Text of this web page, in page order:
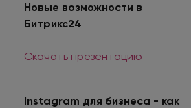
Новые возможности в
Битрикс24
Скачать презентацию
Instagram для бизнеса - как